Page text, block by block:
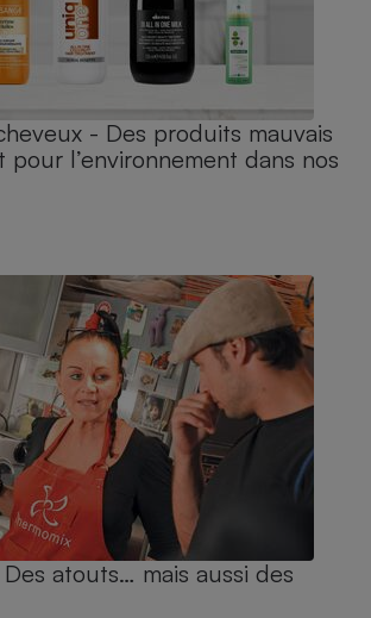
- Des produits mauvais
l’environnement dans nos
atouts… mais aussi des